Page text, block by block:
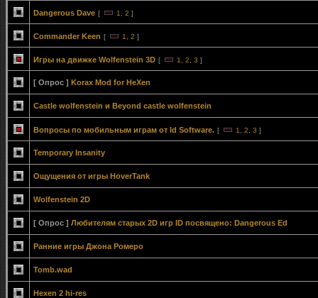
Dangerous Dave [ 1 2 ]
Commander Keen [ 1 2 ]
Игры на движке Wolfenstein 3D [ 1 2 3 ]
[ Опрос ] Korax Mod for HeXen
Сastle wolfenstein и Beyond castle wolfenstein
Вопросы по мобильным играм от Id Software. [ 1 2 3 ]
Temporary Insanity
Ощущения от игры HoverTank
Wolfenstein 2D
[ Опрос ] Любителям старых 2D игр ID посвящено: Dangerous Ed
Ранние игры Джона Ромеро
Tomb.wad
Hexen 2 hi-res